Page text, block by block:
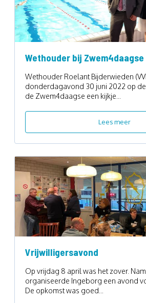
Wethouder bij Zwem4daagse
Wethouder Roelant Bijderwieden
donderdagavond 30 juni 2022 op
de Zwem4daagse een kijkje...
Lees meer
Vrijwilligersavond
Op vrijdag 8 april was het zover.
organiseerde Ingeborg een avond
De opkomst was goed...